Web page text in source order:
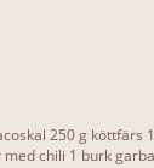
250 g köttfärs
chili 1 burk